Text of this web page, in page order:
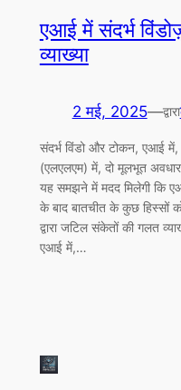
एआई में संदर्भ
व्याख्या
2 मई, 2025—द्वारा
संदर्भ विंडो और टोकन, एआई
(एलएलएम) में, दो मूलभूत
यह समझने में मदद मिलेगी कि
के बाद बातचीत के कुछ हिस्सों
द्वारा जटिल संकेतों की गलत
एआई में,…